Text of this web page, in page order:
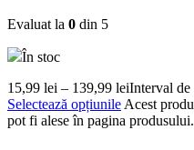
Evaluat la 0 din 5
În stoc
15,99 lei – 139,99 leiInterval de
Selectează opțiunile Acest
pot fi alese în pagina produsului.